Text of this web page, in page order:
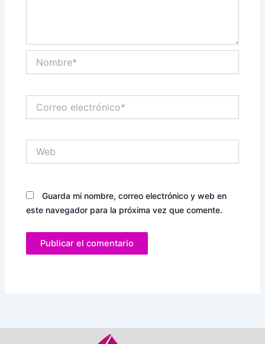
electrónico*
Guarda mi nombre, correo electrónico y web en
este navegador para la próxima vez que comente.